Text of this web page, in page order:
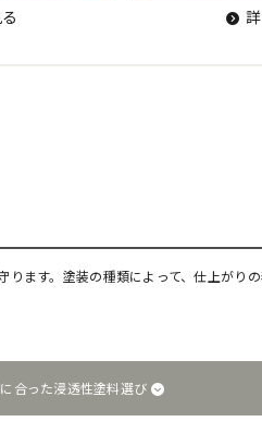
ます。塗装の種類によって、仕上がり
合った浸透性塗料選び